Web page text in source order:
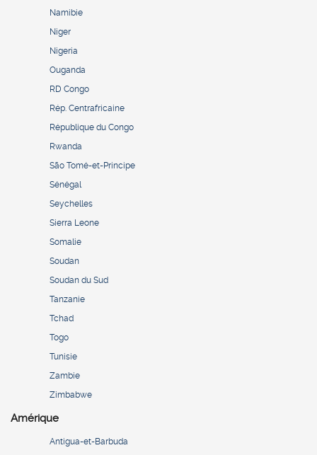
Namibie
Niger
Nigeria
Ouganda
RD Congo
Rép. Centrafricaine
République du Congo
Rwanda
São Tomé-et-Principe
Sénégal
Seychelles
Sierra Leone
Somalie
Soudan
Soudan du Sud
Tanzanie
Tchad
Togo
Tunisie
Zambie
Zimbabwe
Amérique
Antigua-et-Barbuda